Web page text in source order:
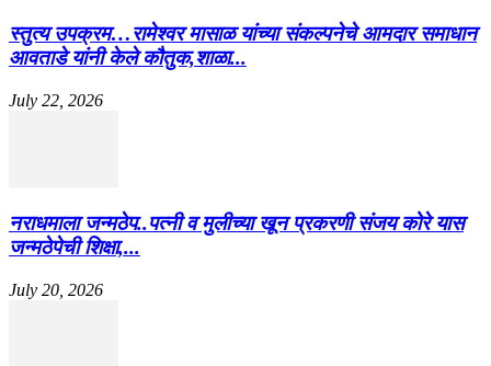
स्तुत्य उपक्रम…रामेश्वर मासाळ यांच्या संकल्पनेचे आमदार समाधान
आवताडे यांनी केले कौतुक,शाळा...
July 22, 2026
नराधमाला जन्मठेप..पत्नी व मुलीच्या खून प्रकरणी संजय कोरे यास
जन्मठेपेची शिक्षा,...
July 20, 2026